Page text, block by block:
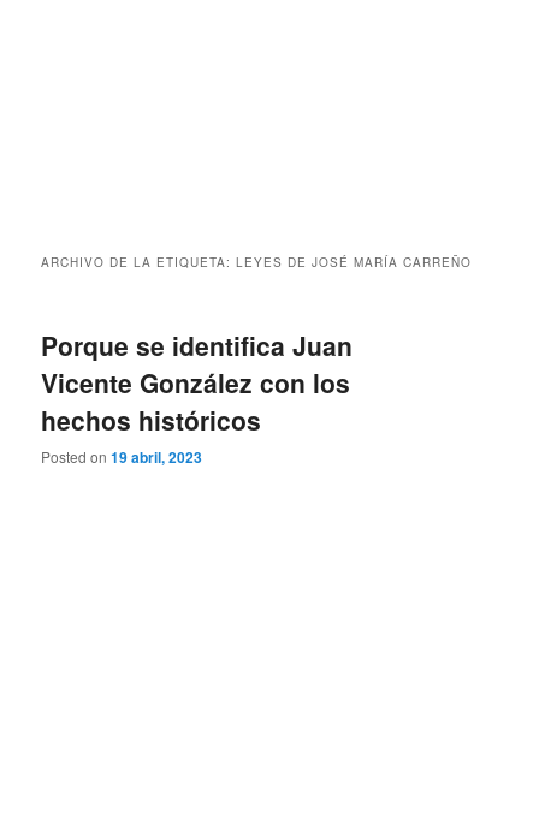
ARCHIVO DE LA ETIQUETA:LEYES DE JOSÉ MARÍA CARREÑO
Porque se identifica Juan
Vicente González con los
hechos históricos
Posted on19 abril, 2023